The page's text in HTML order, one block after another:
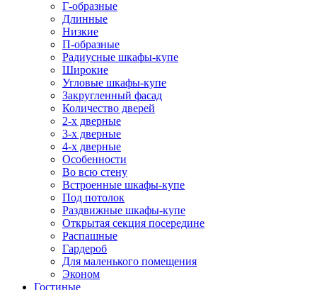
Г-образные
Длинные
Низкие
П-образные
Радиусные шкафы-купе
Широкие
Угловые шкафы-купе
Закругленный фасад
Количество дверей
2-х дверные
3-х дверные
4-х дверные
Особенности
Во всю стену
Встроенные шкафы-купе
Под потолок
Раздвижные шкафы-купе
Открытая секция посередине
Распашные
Гардероб
Для маленького помещения
Эконом
Гостиные